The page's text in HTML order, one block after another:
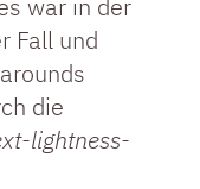
war in der
Fall und
die
lightness-